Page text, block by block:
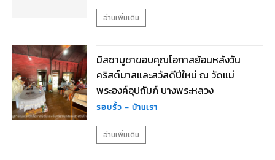
อ่านเพิ่มเติม
มิสซาบูชาขอบคุณโอกาสย้อนหลังวัน
คริสต์มาสและสวัสดีปีใหม่ ณ วัดแม่
พระองค์อุปถัมภ์ บางพระหลวง
รอบรั้ว - บ้านเรา
อ่านเพิ่มเติม